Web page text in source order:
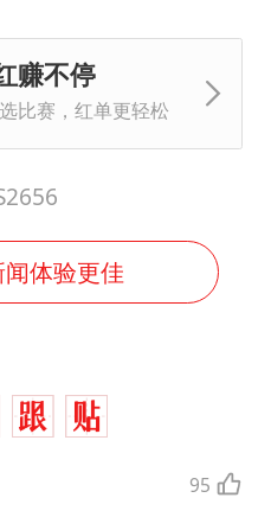
赚不停
比赛，红单更轻松
体验更佳
95